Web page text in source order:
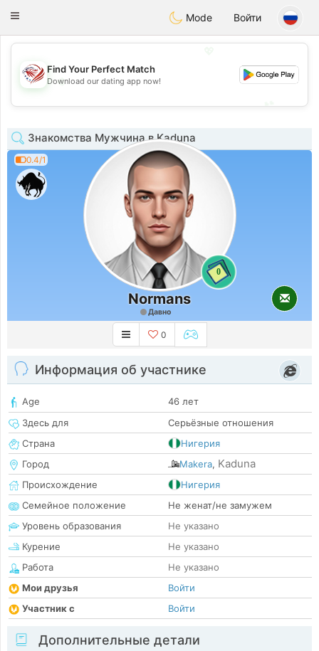
Dating
Toggle
Mode Войти
💖
💕
Find Your Perfect Match
Download our dating app now!
Знакомства Мужчина в Kaduna
0.4/1
0
Normans
Давно
0
Информация об участнике
Age
46 лет
Здесь для
Серьёзные отношения
Страна
Нигерия
Город
Makera, Kaduna
Происхождение
Нигерия
Семейное положение
Не женат/не замужем
Уровень образования
Не указано
Курение
Не указано
Работа
Не указано
Мои друзья
Войти
Участник с
Войти
Дополнительные детали